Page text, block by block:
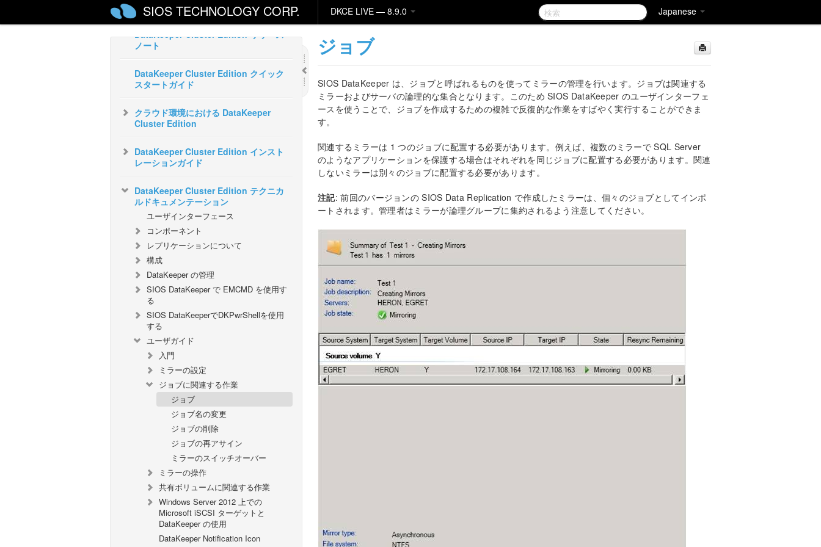
Japanese
SIOS TECHNOLOGY CORP. DKCE LIVE — 8.9.0
SIOS DataKeeper Cluster Edition
DataKeeper Cluster Edition リリース
ノート
DataKeeper Cluster Edition クイック
スタートガイド
クラウド環境における DataKeeper
Cluster Edition
DataKeeper Cluster Edition インスト
レーションガイド
DataKeeper Cluster Edition テクニカ
ルドキュメンテーション
ユーザインターフェース
コンポーネント
レプリケーションについて
構成
DataKeeper の管理
SIOS DataKeeper で EMCMD を使用す
る
SIOS DataKeeperでDKPwrShellを使用
する
ユーザガイド
入門
ミラーの設定
ジョブに関連する作業
ジョブ
ジョブ名の変更
ジョブの削除
ジョブの再アサイン
ミラーのスイッチオーバー
ミラーの操作
共有ボリュームに関連する作業
Windows Server 2012 上での
Microsoft iSCSI ターゲットと
DataKeeper の使用
DataKeeper Notification Icon
ジョブ
SIOS DataKeeper は、ジョブと呼ばれるものを使ってミラーの管理を行います。ジョブは関連する
ミラーおよびサーバの論理的な集合となります。このため SIOS DataKeeper のユーザインターフェ
ースを使うことで、ジョブを作成するための複雑で反復的な作業をすばやく実行することができま
す。
関連するミラーは 1 つのジョブに配置する必要があります。例えば、複数のミラーで SQL Server
のようなアプリケーションを保護する場合はそれぞれを同じジョブに配置する必要があります。関連
しないミラーは別々のジョブに配置する必要があります。
注記: 前回のバージョンの SIOS Data Replication で作成したミラーは、個々のジョブとしてインポ
ートされます。管理者はミラーが論理グループに集約されるよう注意してください。